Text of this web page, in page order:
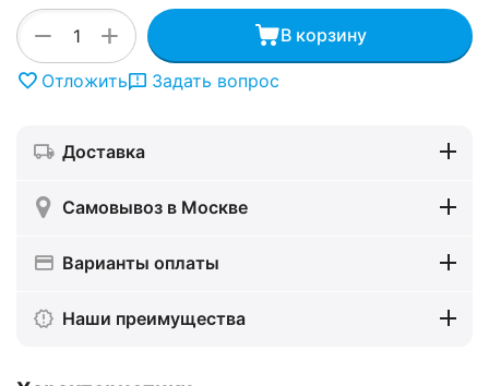
+
− В корзину
Отложить Задать вопрос
Доставка
Самовывоз в Москве
Варианты оплаты
Наши преимущества